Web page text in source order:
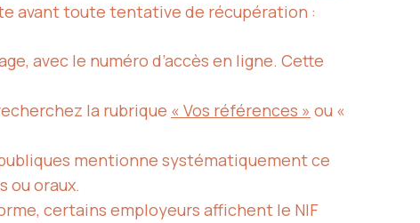
avant toute tentative de récupération :
avec le numéro d’accès en ligne. Cette
la rubrique « Vos références » ou «
mentionne systématiquement ce
ou oraux.
certains employeurs affichent le NIF